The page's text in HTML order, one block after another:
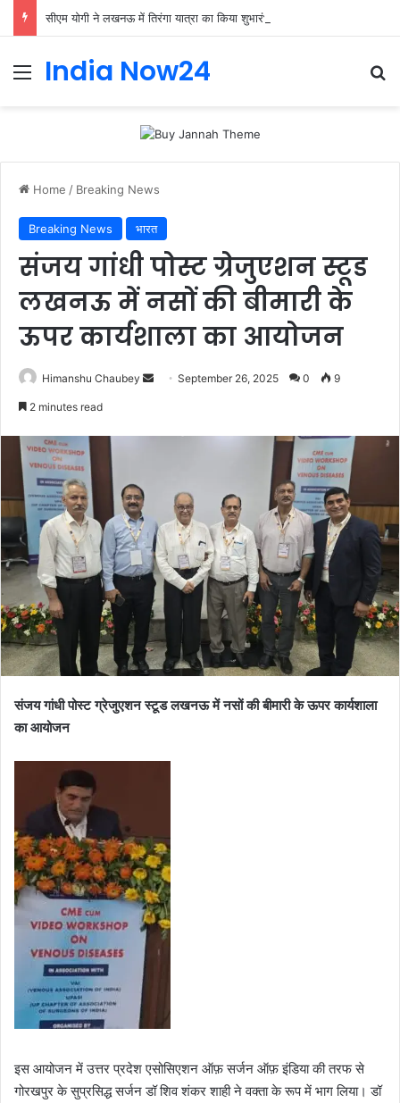
India Now24
Home / Breaking News
Breaking News भारत
संजय गांधी पोस्ट ग्रेजुएशन स्टूड
लखनऊ में नसों की बीमारी के
ऊपर कार्यशाला का आयोजन
Himanshu Chaubey September 26, 2025 0 9
2 minutes read
संजय गांधी पोस्ट ग्रेजुएशन स्टूड लखनऊ में नसों की बीमारी के ऊपर कार्यशाला
का आयोजन
इस आयोजन में उत्तर प्रदेश एसोसिएशन ऑफ़ सर्जन ऑफ़ इंडिया की तरफ से
गोरखपुर के सुप्रसिद्ध सर्जन डॉ शिव शंकर शाही ने वक्ता के रूप में भाग लिया। डॉ